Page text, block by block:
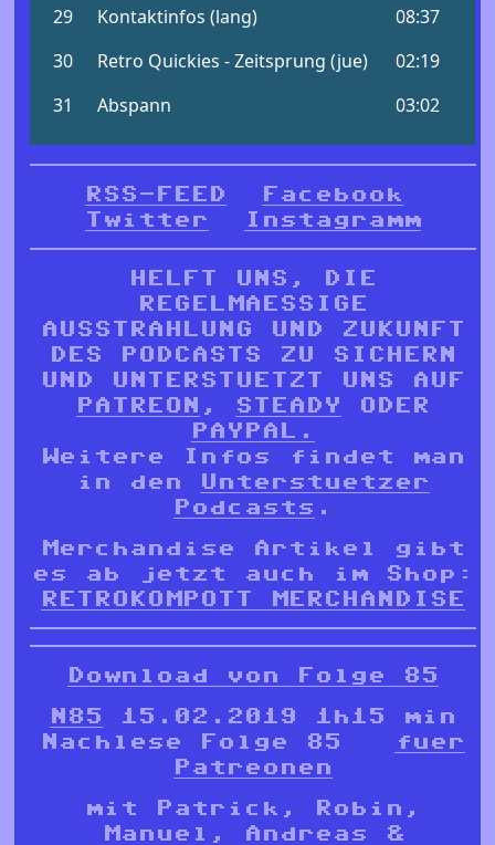
RSS-FEED
Facebook
Twitter
Instagramm
HELFT UNS, DIE
REGELMAESSIGE
AUSSTRAHLUNG UND ZUKUNFT
DES PODCASTS ZU SICHERN
UND UNTERSTUETZT UNS AUF
PATREON
, STEADY
ODER
PAYPAL.
Weitere Infos findet man
in den
Unterstuetzer
Podcasts .
Merchandise Artikel gibt
es ab jetzt auch im Shop:
RETROKOMPOTT MERCHANDISE
Download von Folge 85
N85
15.02.2019 1h15 min
Nachlese Folge 85
fuer
Patreonen
mit Patrick, Robin,
Manuel, Andreas &